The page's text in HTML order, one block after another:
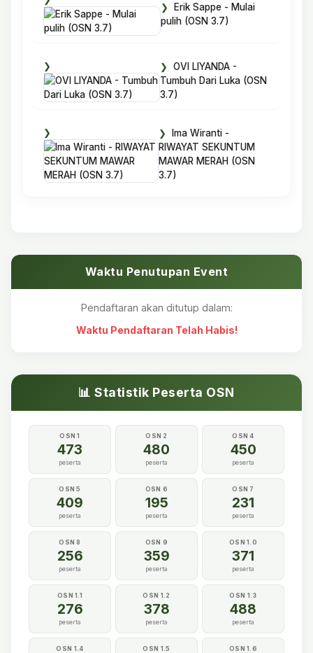
Erik Sappe - Mulai
pulih (OSN 3.7)
OVI LIYANDA -
Tumbuh Dari Luka (OSN
3.7)
Ima Wiranti -
RIWAYAT SEKUNTUM
MAWAR MERAH (OSN
3.7)
Waktu Penutupan Event
Pendaftaran akan ditutup dalam:
Waktu Pendaftaran Telah Habis!
📊 Statistik Peserta OSN
OSN 1
473
peserta
OSN 2
480
peserta
OSN 4
450
peserta
OSN 5
409
peserta
OSN 6
195
peserta
OSN 7
231
peserta
OSN 8
256
peserta
OSN 9
359
peserta
OSN 1.0
371
peserta
OSN 1.1
276
peserta
OSN 1.2
378
peserta
OSN 1.3
488
peserta
OSN 1.4 OSN 1.5 OSN 1.6